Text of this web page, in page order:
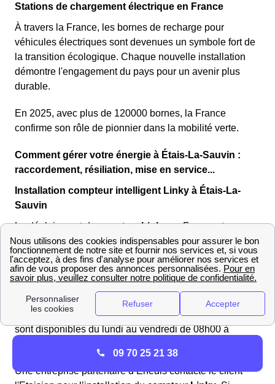
Stations de chargement électrique en France
À travers la France, les bornes de recharge pour
véhicules électriques sont devenues un symbole fort de
la transition écologique. Chaque nouvelle installation
démontre l'engagement du pays pour un avenir plus
durable.
En 2025, avec plus de 120000 bornes, la France
confirme son rôle de pionnier dans la mobilité verte.
Comment gérer votre énergie à Étais-La-Sauvin :
raccordement, résiliation, mise en service...
Installation compteur intelligent Linky à Étais-La-
Sauvin
Le déploiement du compteurLinkyen France et en
Bourgogne-Franche-Comté a commencé en 2015.
Depuis plusieurs années, les Etaisiennes et les
Etaisiens bénéficient de ce boitier intelligent. Les
habitants d'Étais-La-Sauvin (89 480) peuvent contacter
Enedis au09.70.83.19.70puis taper 2 afin de procéder
à l’installation du compteur Linky. Les équipes Enedis
sont disponibles du lundi au vendredi de 08h00 à
Une entreprise partenaire d’Enedis contacte le client
09 70 25 21 38